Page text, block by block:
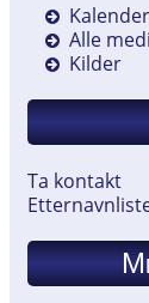
Kalender
Alle
Kilder
Ta kontakt